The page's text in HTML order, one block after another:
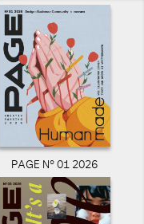
PAGE N° 01 2026